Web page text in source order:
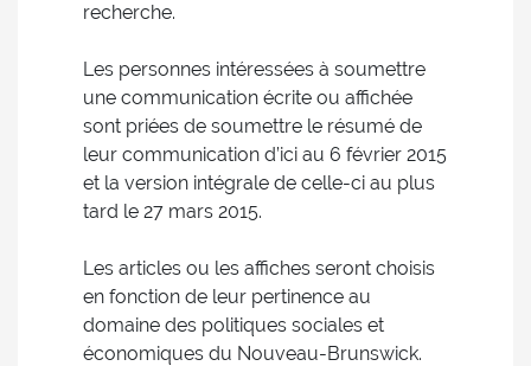
recherche.
Les personnes intéressées à soumettre
une communication écrite ou affichée
sont priées de soumettre le résumé de
leur communication d’ici au 6 février 2015
et la version intégrale de celle-ci au plus
tard le 27 mars 2015.
Les articles ou les affiches seront choisis
en fonction de leur pertinence au
domaine des politiques sociales et
économiques du Nouveau-Brunswick.